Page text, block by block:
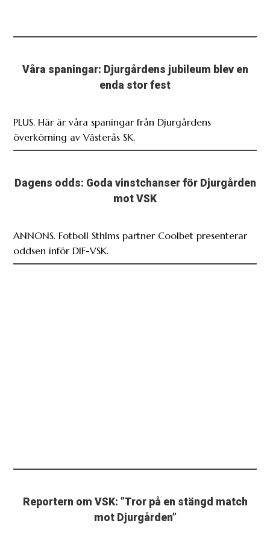
Våra spaningar: Djurgårdens jubileum blev en
enda stor fest
PLUS. Här är våra spaningar från Djurgårdens
överkörning av Västerås SK.
Dagens odds: Goda vinstchanser för Djurgården
mot VSK
ANNONS. Fotboll Sthlms partner Coolbet presenterar
oddsen inför DIF-VSK.
Reportern om VSK: ”Tror på en stängd match
mot Djurgården”